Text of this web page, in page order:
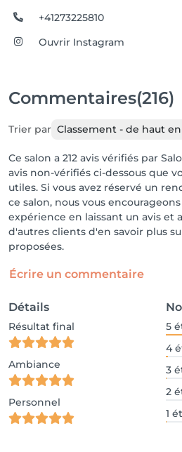
+41273225810
Ouvrir Instagram
Commentaires(216)
Trier par Classement - de haut
Ce salon a 212 avis vérifiés par
avis non-vérifiés ci-dessous que
utiles. Si vous avez réservé un
ce salon, nous vous
expérience en laissant un avis et
d'autres clients d'en savoir plus
proposées.
Écrire un commentaire
Détails
Résultat final
Ambiance
Personnel
5
4
3
2
1